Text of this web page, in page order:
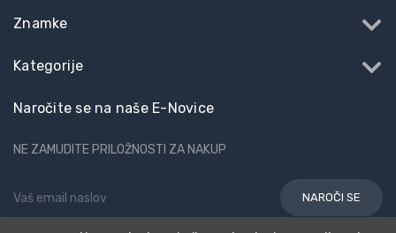
Znamke
Kategorije
Naročite se na naše E-Novice
NE ZAMUDITE PRILOŽNOSTI ZA NAKUP
Email